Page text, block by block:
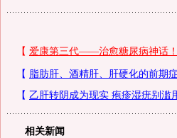
相关新闻